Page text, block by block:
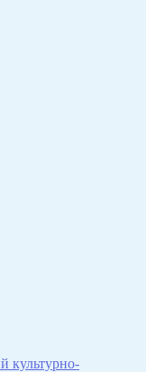
культурно-